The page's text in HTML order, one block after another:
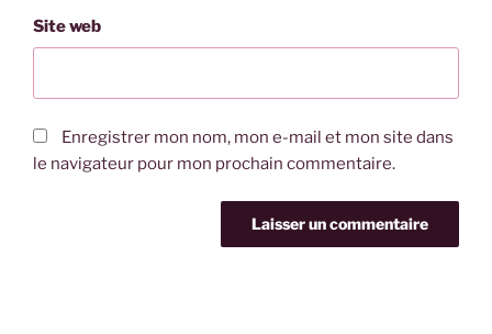
Site web
Enregistrer mon nom, mon e-mail et mon site dans
le navigateur pour mon prochain commentaire.